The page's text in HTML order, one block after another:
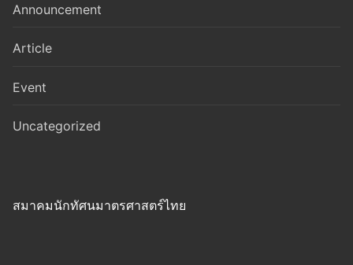
Announcement
Article
Event
Uncategorized
สมาคมนักทัศนมาตรศาสตร์ไทย